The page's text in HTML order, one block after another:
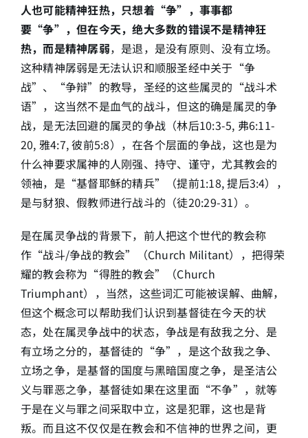
人也可能精神狂热，只想着“争”，事事都
要“争”，但在今天，绝大多数的错误不是精神狂
热，而是精神孱弱，是退，是没有原则、没有立场。
这种精神孱弱是无法认识和顺服圣经中关于“争
战”、“争辩”的教导，圣经的这些属灵的“战斗术
语”，这当然不是血气的战斗，但这的确是属灵的争
战，是无法回避的属灵的争战（林后10:3-5, 弗6:11-
20, 雅4:7, 彼前5:8），在各个层面的争战，这也是为
什么神要求属神的人刚强、持守、谨守，尤其教会的
领袖，是“基督耶稣的精兵”（提前1:18, 提后3:4），
是与豺狼、假教师进行战斗的（徒20:29-31）。
是在属灵争战的背景下，前人把这个世代的教会称
作“战斗/争战的教会”（Church Militant），把得荣
耀的教会称为“得胜的教会”（Church
Triumphant），当然，这些词汇可能被误解、曲解，
但这个概念可以帮助我们认识到基督徒在今天的状
态，处在属灵争战中的状态，争战是有敌我之分、是
有立场之分的，基督徒的“争”，是这个敌我之争、
立场之争，是基督的国度与黑暗国度之争，是圣洁公
义与罪恶之争，基督徒如果在这里面“不争”，就等
于是在义与罪之间采取中立，这是犯罪，这也是背
叛。而且这不仅仅是在教会和不信神的世界之间，更